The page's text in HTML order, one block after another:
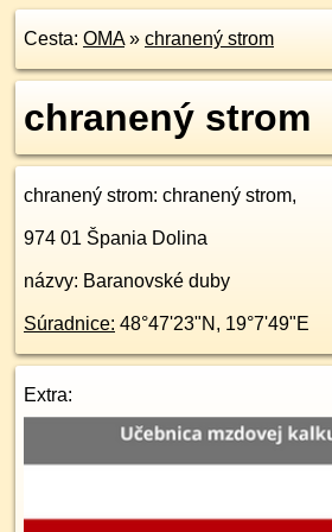
Cesta: OMA» chranený strom
chranený strom
chranený strom: chranený strom,
974 01 Špania Dolina
názvy: Baranovské duby
Súradnice: 48°47'23"N , 19°7'49"E
Extra: